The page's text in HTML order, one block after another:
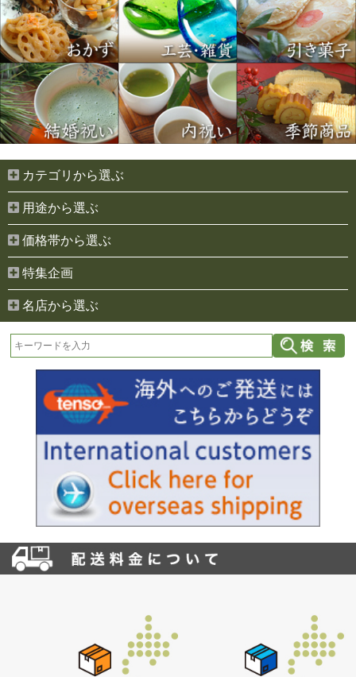
お買い物を続ける カートへ進む
カテゴリから選ぶ
用途から選ぶ
価格帯から選ぶ
特集企画
名店から選ぶ